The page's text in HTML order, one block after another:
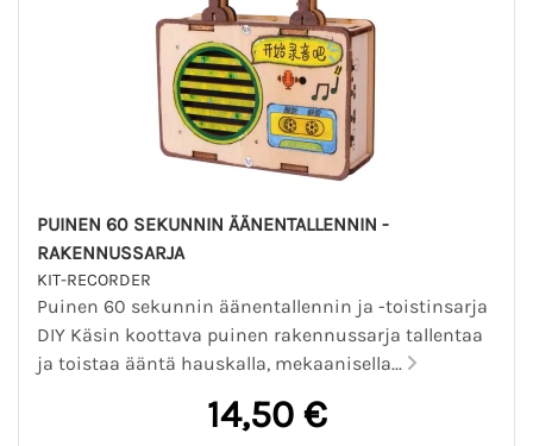
PUINEN 60 SEKUNNIN ÄÄNENTALLENNIN -
RAKENNUSSARJA
KIT-RECORDER
Puinen 60 sekunnin äänentallennin ja -toistinsarja
DIY Käsin koottava puinen rakennussarja tallentaa
ja toistaa ääntä hauskalla, mekaanisella...
14,50 €